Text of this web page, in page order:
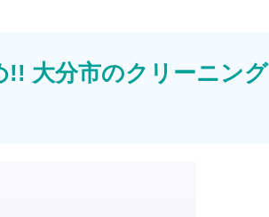
大分市のクリーニング